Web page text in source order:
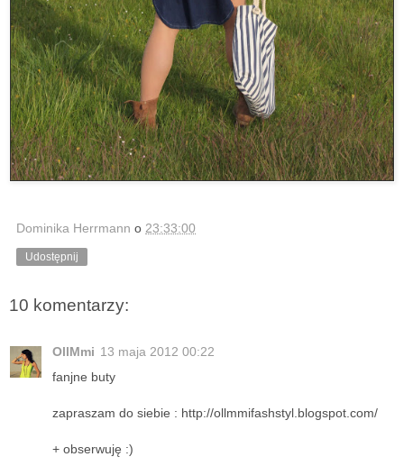
Dominika Herrmann o 23:33:00
Udostępnij
10 komentarzy:
OllMmi 13 maja 2012 00:22
fanjne buty
zapraszam do siebie : http://ollmmifashstyl.blogspot.com/
+ obserwuję :)